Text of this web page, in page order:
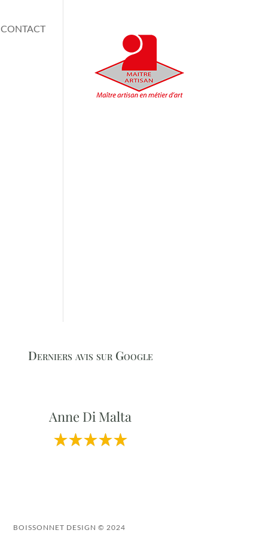
CONTACT
Derniers avis sur Google
Anne Di Malta
BOISSONNET DESIGN © 2024